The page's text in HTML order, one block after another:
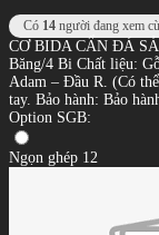
Có 14 người đang xem
CƠ BIDA CẨN ĐÁ
Băng/4 Bi Chất liệu:
Adam – Đầu R. (Có
tay. Bảo hành: Bảo
Option SGB:
Ngọn ghép 12